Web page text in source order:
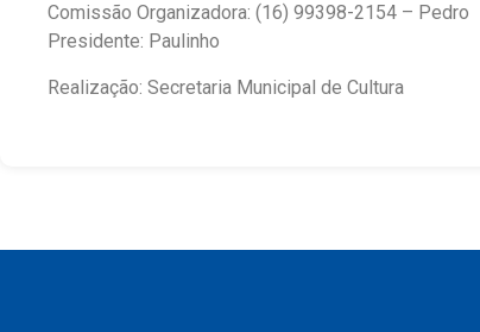
Comissão Organizadora: (16) 99398-2154 – Pedro
Presidente: Paulinho
Realização: Secretaria Municipal de Cultura